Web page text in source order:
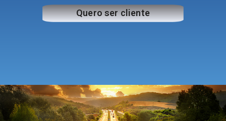
Quero ser cliente